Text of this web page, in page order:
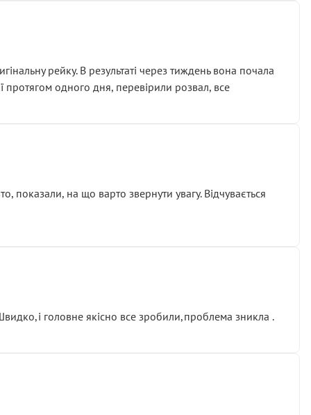
рейку. В результаті через тиждень вона почала
протягом одного дня, перевірили розвал, все
на що варто звернути увагу. Відчувається
головне якісно все зробили,проблема зникла .